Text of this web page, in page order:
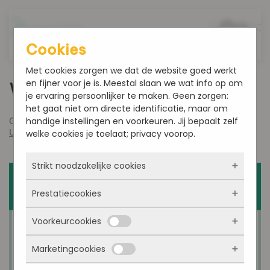
Week 5020
Geschreven dooradminopdecember 8, 2020. Gepost in
Uncategorized.
Cookies
Met cookies zorgen we dat de website goed werkt
en fijner voor je is. Meestal slaan we wat info op om
je ervaring persoonlijker te maken. Geen zorgen:
het gaat niet om directe identificatie, maar om
handige instellingen en voorkeuren. Jij bepaalt zelf
welke cookies je toelaat; privacy voorop.
Strikt noodzakelijke cookies
Deze cookies zorgen ervoor dat de website
überhaupt werkt. Ze zijn dus altijd actief en
kunnen niet worden uitgezet. Meestal worden
ze alleen geplaatst als jij iets doet, zoals
inloggen, een formulier invullen of je
privacyvoorkeuren opslaan. Je kunt je browser
Prestatiecookies
Met deze cookies zien we hoe vaak onze site
bezocht wordt, waar bezoekers vandaan
komen en welke pagina’s populair zijn. Zo
kunnen we de website blijven verbeteren.
Voorkeurcookies
Deze cookies onthouden jouw voorkeuren.
Bijvoorbeeld taalkeuze of ingevulde gegevens.
Marketingcookies